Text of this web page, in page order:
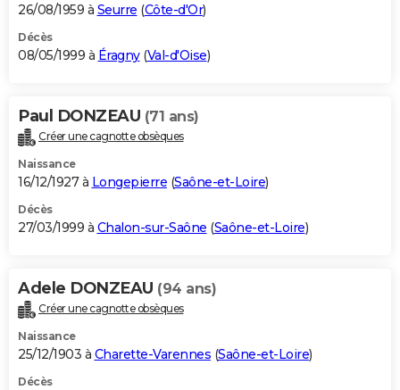
26/08/1959 à Seurre (Côte-d'Or)
Décès
08/05/1999 à Éragny(Val-d'Oise)
Paul DONZEAU (71 ans)
Créer une cagnotte obsèques
Naissance
16/12/1927 à Longepierre (Saône-et-Loire)
Décès
27/03/1999 à Chalon-sur-Saône (Saône-et-Loire)
Adele DONZEAU (94 ans)
Créer une cagnotte obsèques
Naissance
25/12/1903 à Charette-Varennes (Saône-et-Loire)
Décès